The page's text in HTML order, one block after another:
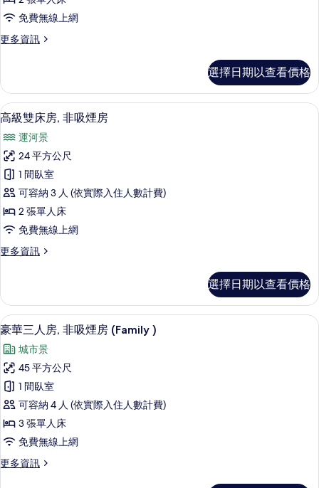
房,
非
吸
房
的
所
有
相
片
免費無線上網
更多資訊
更
雙
床
房,
吸
煙
房
的
詳
情
選擇日期以查看價格
顯
示
高
級
雙
床
房,
非
吸
房
的
所
有
相
片
高級雙床房, 非吸煙房 | 高級寢具、客
7
高級雙床房, 非吸煙房
運河景
24 平方公尺
1 間臥室
可容納 3 人 (依實際入住人數計費)
2 張單人床
免費無線上網
更多資訊
更
雙
床
房,
吸
煙
房
的
詳
情
選擇日期以查看價格
顯
示
豪
華
三
人
房,
非
吸
豪華三人房, 非吸煙房 (Family ) | 高
6
豪華三人房, 非吸煙房 (Family )
城市景
45 平方公尺
1 間臥室
可容納 4 人 (依實際入住人數計費)
3 張單人床
免費無線上網
更多資訊
更